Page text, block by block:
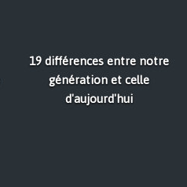
19 différences entre notre
génération et celle
d'aujourd'hui